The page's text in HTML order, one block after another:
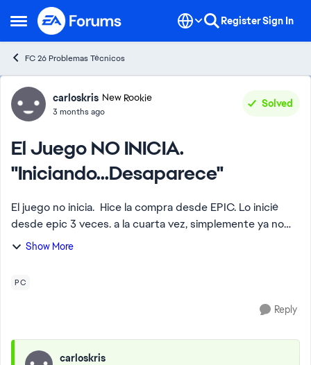
Open Side Menu
Skip to content RegisterSign In
FC 26 Problemas Técnicos
Forum Discussion
carloskris New Rookie
3 months ago
Solved
El Juego NO INICIA.
"Iniciando...Desaparece"
El juego no inicia. Hice la compra desde EPIC. Lo iniciè
desde epic 3 veces. a la cuarta vez, simplemente ya no
iniciò màs. aunque lo abra de EA aunque lo "reparè"
Show More
PC
Reply
carloskris